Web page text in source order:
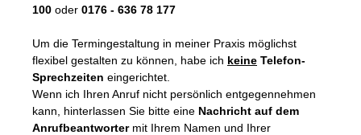
100 oder 0176 - 636 78 177
Um die Termingestaltung in meiner Praxis möglichst
flexibel gestalten zu können, habe ich keine Telefon-
Sprechzeiten eingerichtet.
Wenn ich Ihren Anruf nicht persönlich entgegennehmen
kann, hinterlassen Sie bitte eine Nachricht auf dem
Anrufbeantwortermit Ihrem Namen und Ihrer